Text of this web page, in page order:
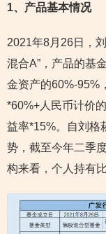
1、产品基本情况
2021年8月26日，
混合A”，产品的基
金资产的60%-95%
*60%+人民币计价
益率*15%。自刘格
势，截至今年二季
构来看，个人持有